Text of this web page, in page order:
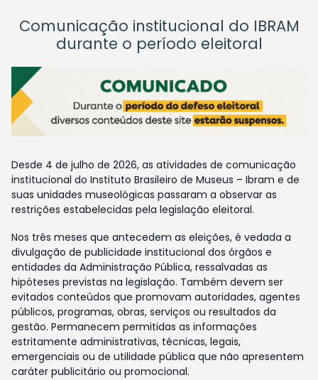
Comunicação institucional do IBRAM
durante o período eleitoral
Desde 4 de julho de 2026, as atividades de comunicação
institucional do Instituto Brasileiro de Museus – Ibram e de
suas unidades museológicas passaram a observar as
restrições estabelecidas pela legislação eleitoral.
Nos três meses que antecedem as eleições, é vedada a
divulgação de publicidade institucional dos órgãos e
entidades da Administração Pública, ressalvadas as
hipóteses previstas na legislação. Também devem ser
evitados conteúdos que promovam autoridades, agentes
públicos, programas, obras, serviços ou resultados da
gestão. Permanecem permitidas as informações
estritamente administrativas, técnicas, legais,
emergenciais ou de utilidade pública que não apresentem
caráter publicitário ou promocional.